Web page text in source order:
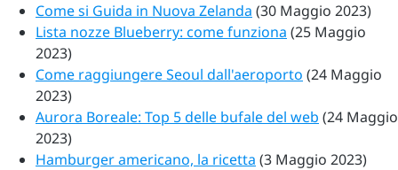
Come si Guida in Nuova Zelanda (30 Maggio 2023)
Lista nozze Blueberry: come funziona (25 Maggio
2023)
Come raggiungere Seoul dall'aeroporto (24 Maggio
2023)
Aurora Boreale: Top 5 delle bufale del web (24 Maggio
2023)
Hamburger americano, la ricetta (3 Maggio 2023)